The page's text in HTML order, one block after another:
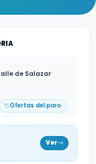
de Salazar
Ofertas del paro
Ver